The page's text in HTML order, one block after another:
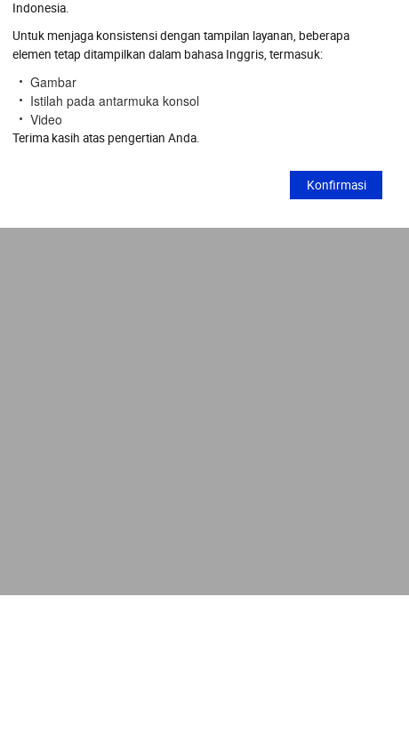
Indonesia.
Untuk menjaga konsistensi dengan tampilan layanan, beberapa
elemen tetap ditampilkan dalam bahasa Inggris, termasuk:
Gambar
Istilah pada antarmuka konsol
Video
Terima kasih atas pengertian Anda.
Konfirmasi